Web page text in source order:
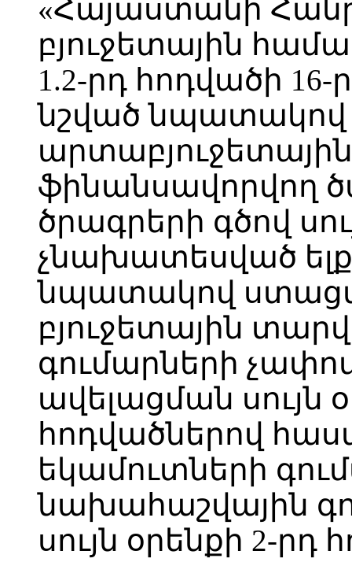
«Հայաստանի
բյուջետային
1.2-րդ հոդվածի
նշված
ֆինանսավորվող
ծրագրերի գծով
չնախատեսված
նպատակով
բյուջետային
գումարների
ավելացման սույն
հոդվածներով
եկամուտների
նախահաշվային
սույն օրենքի 2-րդ